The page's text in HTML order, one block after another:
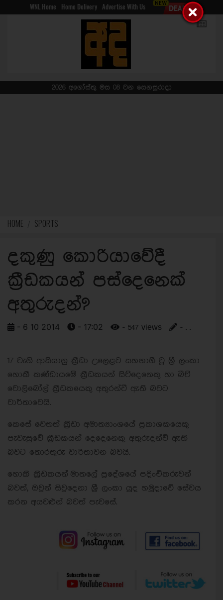
WNL Home Home Delivery Advertise With Us
2026 අගෝස්තු මස 08 වන සෙනසුරාදා
HOME SPORTS
දකුණු කොරියාවේදී
ක්‍රීඩකයන් පස්දෙනෙක්
අතුරුදන්?
- 6 10 2014 - 17:02 - 547 views - . .
17 වැනි ආසියානු ක්‍රීඩා උලෙළට සහභාගී වූ ශ්‍රී ලංකා
හොකී කණ්ඩායමේ ක්‍රීඩකයන් සිව්දෙනෙකු හා බීච්
වොලිබෝල් ක්‍රීඩකයෙකු අතුරන්වී ඇති බවට
වාර්තාවෙයි.
කෙසේ වෙතත් ක්‍රීඩා අමාත්‍යාංශයේ ප්‍රකාශකයෙකු
පැවැසුවේ ක්‍රීඩකයන් දෙදෙනෙකු අතුරුදන්වී ඇති
බවට තොරතුරු වාර්තාවන බවයි.
හොකී ක්‍රීඩකයන් මාතලේ ප්‍රදේශයේ පදිංචිකරුවන්
බවත්, ඔවුන් සිවුදෙනා ශ්‍රී ලංකා යුද හමුදාවේ සේවය
කරන අයවළුන් බවත් පැවසේ.